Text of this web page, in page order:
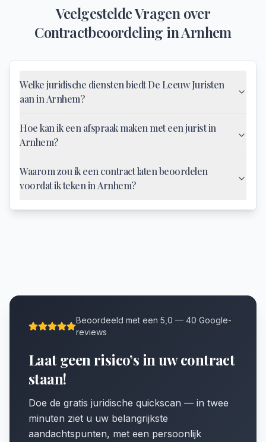
Veelgestelde Vragen over
Contractbeoordeling inArnhem
Welke juridische diensten biedt De Leeuw Juristen
aan in Arnhem?
Hoe kan ik een afspraak maken met een jurist in
Arnhem?
Waarom zou ik een contract laten beoordelen
voordat ik teken in Arnhem?
Beoordeeld met een 5,0 — 40 Google-
reviews
Laat geen risico’s in uw contract
staan!
Doe de gratis juridische quickscan — in twee
minuten ziet u uw belangrijkste
aandachtspunten, met een persoonlijk